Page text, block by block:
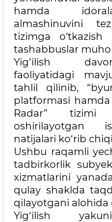
hamda
almashinuvini
tizimga
tashabbuslar
Yig‘ilish
faoliyatidagi
tahlil qilinib,
platformasi hamda
Radar” tizimi
oshirilayotgan
natijalari ko‘rib
Ushbu raqamli
tadbirkorlik
xizmatlarini
qulay shaklda
qilayotgani alohida
Yig‘ilish